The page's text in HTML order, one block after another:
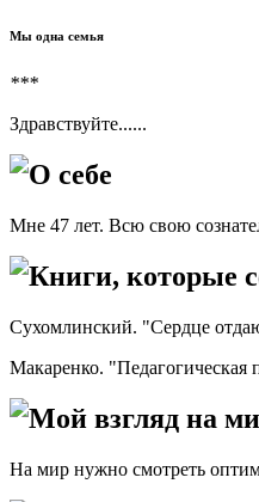
Мы одна семья
***
Здравствуйте......
О себе
Мне 47 лет. Всю свою
Книги, которые
Сухомлинский. "Сердце
Макаренко. "Педагогическая
Мой взгляд на
На мир нужно смотреть